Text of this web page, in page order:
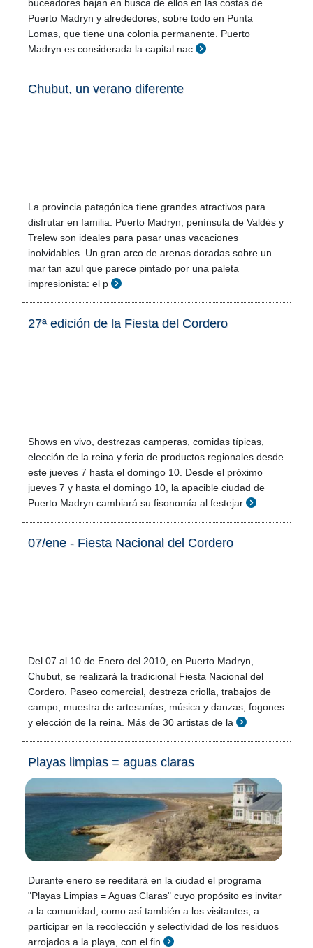
buceadores bajan en busca de ellos en las costas de
Puerto Madryn y alrededores, sobre todo en Punta
Lomas, que tiene una colonia permanente. Puerto
Madryn es considerada la capital nac
Chubut, un verano diferente
La provincia patagónica tiene grandes atractivos para
disfrutar en familia. Puerto Madryn, península de Valdés y
Trelew son ideales para pasar unas vacaciones
inolvidables. Un gran arco de arenas doradas sobre un
mar tan azul que parece pintado por una paleta
impresionista: el p
27ª edición de la Fiesta del Cordero
Shows en vivo, destrezas camperas, comidas típicas,
elección de la reina y feria de productos regionales desde
este jueves 7 hasta el domingo 10. Desde el próximo
jueves 7 y hasta el domingo 10, la apacible ciudad de
Puerto Madryn cambiará su fisonomía al festejar
07/ene - Fiesta Nacional del Cordero
Del 07 al 10 de Enero del 2010, en Puerto Madryn,
Chubut, se realizará la tradicional Fiesta Nacional del
Cordero. Paseo comercial, destreza criolla, trabajos de
campo, muestra de artesanías, música y danzas, fogones
y elección de la reina. Más de 30 artistas de la
Playas limpias = aguas claras
Durante enero se reeditará en la ciudad el programa
"Playas Limpias = Aguas Claras" cuyo propósito es invitar
a la comunidad, como así también a los visitantes, a
participar en la recolección y selectividad de los residuos
arrojados a la playa, con el fin